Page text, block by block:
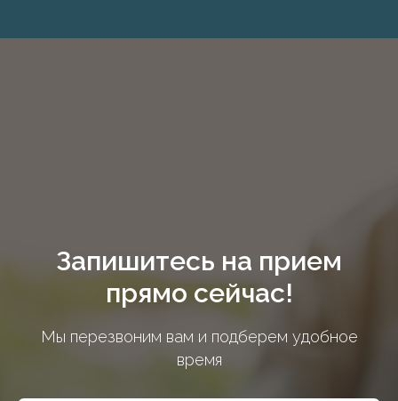
Запишитесь на прием
прямо сейчас!
Мы перезвоним вам и подберем удобное
время